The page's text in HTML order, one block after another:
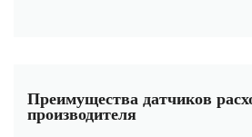
Преимущества датчиков
производителя